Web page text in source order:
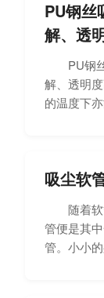
PU钢丝
解、透
PU钢丝
解、透明
的温度下
吸尘软
随着软
管便是其
管。小小